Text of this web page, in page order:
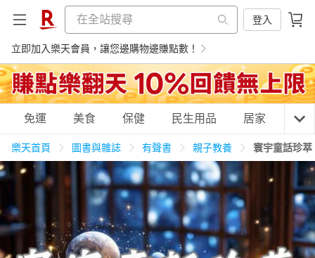
登入
立即加入樂天會員，讓您邊購物邊賺點數！
購物網分類
天天免運 美食蛋糕 養生保健
居家生活 3C家電 運動休閒 親子玩具
免運 美食 保健 民生用品 居家 3C
樂天首頁 圖書與雜誌 有聲書 親子教養 寰宇童話珍萃